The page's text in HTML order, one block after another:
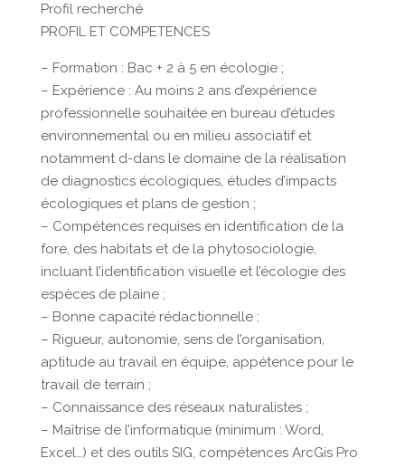
Profil recherché
PROFIL ET COMPETENCES
– Formation : Bac + 2 à 5 en écologie ;
– Expérience : Au moins 2 ans d’expérience
professionnelle souhaitée en bureau d’études
environnemental ou en milieu associatif et
notamment d-dans le domaine de la réalisation
de diagnostics écologiques, études d’impacts
écologiques et plans de gestion ;
– Compétences requises en identification de la
fore, des habitats et de la phytosociologie,
incluant l’identification visuelle et l’écologie des
espèces de plaine ;
– Bonne capacité rédactionnelle ;
– Rigueur, autonomie, sens de l’organisation,
aptitude au travail en équipe, appétence pour le
travail de terrain ;
– Connaissance des réseaux naturalistes ;
– Maîtrise de l’informatique (minimum : Word,
Excel…) et des outils SIG, compétences ArcGis Pro